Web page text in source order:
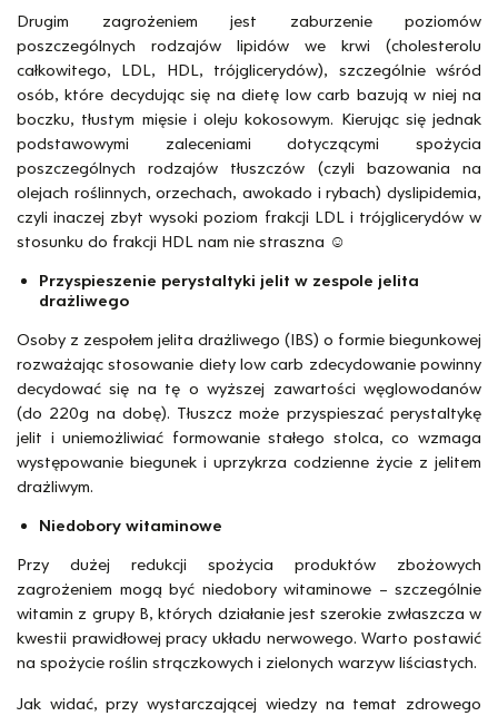
Drugim zagrożeniem jest zaburzenie poziomów
poszczególnych rodzajów lipidów we krwi (cholesterolu
całkowitego, LDL, HDL, trójglicerydów), szczególnie wśród
osób, które decydując się na dietę low carb bazują w niej na
boczku, tłustym mięsie i oleju kokosowym. Kierując się jednak
podstawowymi zaleceniami dotyczącymi spożycia
poszczególnych rodzajów tłuszczów (czyli bazowania na
olejach roślinnych, orzechach, awokado i rybach) dyslipidemia,
czyli inaczej zbyt wysoki poziom frakcji LDL i trójglicerydów w
stosunku do frakcji HDL nam nie straszna ☺
Przyspieszenie perystaltyki jelit w zespole jelita
drażliwego
Osoby z zespołem jelita drażliwego (IBS) o formie biegunkowej
rozważając stosowanie diety low carb zdecydowanie powinny
decydować się na tę o wyższej zawartości węglowodanów
(do 220g na dobę). Tłuszcz może przyspieszać perystaltykę
jelit i uniemożliwiać formowanie stałego stolca, co wzmaga
występowanie biegunek i uprzykrza codzienne życie z jelitem
drażliwym.
Niedobory witaminowe
Przy dużej redukcji spożycia produktów zbożowych
zagrożeniem mogą być niedobory witaminowe – szczególnie
witamin z grupy B, których działanie jest szerokie zwłaszcza w
kwestii prawidłowej pracy układu nerwowego. Warto postawić
na spożycie roślin strączkowych i zielonych warzyw liściastych.
Jak widać, przy wystarczającej wiedzy na temat zdrowego